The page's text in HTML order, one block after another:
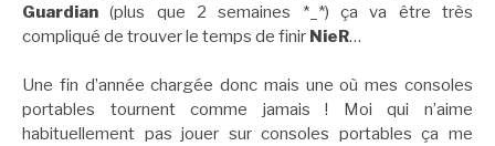
Guardian (plus que 2 semaines *_*) ça va être très
compliqué de trouver le temps de finir NieR…
Une fin d’année chargée donc mais une où mes consoles
portables tournent comme jamais ! Moi qui n’aime
habituellement pas jouer sur consoles portables ça me